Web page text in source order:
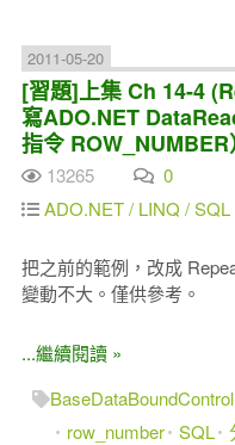
2011-05-20
[習題]上集 Ch 14-4
寫ADO.NET
指令 ROW_NUMBER
13265
0
ADO.NET / LINQ / SQL
把之前的範例，改成
變動不大。僅供參考。
...繼續閱讀 »
BaseDataBoundControl
row_number SQL